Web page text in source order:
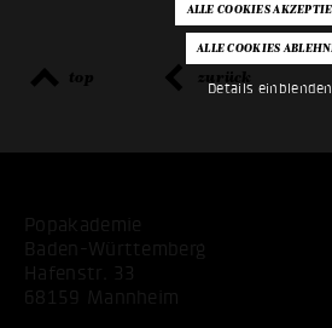
Details einblenden
top zurück
Popakademie
Baden-Württemberg
Hafenstr. 33
68159 Mannheim